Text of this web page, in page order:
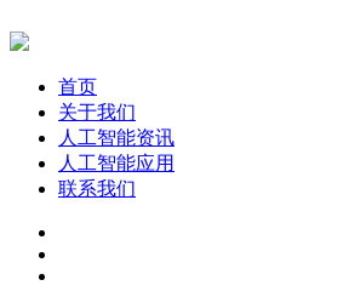
首页
关于我们
人工智能资讯
人工智能应用
联系我们